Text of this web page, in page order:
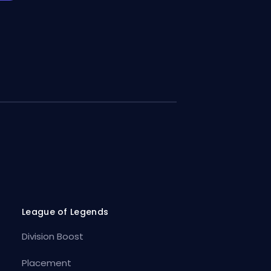
League of Legends
Division Boost
Placement